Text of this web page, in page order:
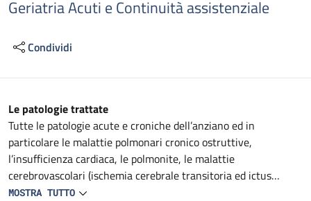
Geriatria Acuti e Continuità assistenziale
Condividi
Descrizione
Le patologie trattate
Tutte le patologie acute e croniche dell’anziano ed in
particolare le malattie polmonari cronico ostruttive,
l’insufficienza cardiaca, le polmonite, le malattie
cerebrovascolari (ischemia cerebrale transitoria ed ictus
ischemico ed emorragico), le malattie gastrointestinali
MOSTRA TUTTO